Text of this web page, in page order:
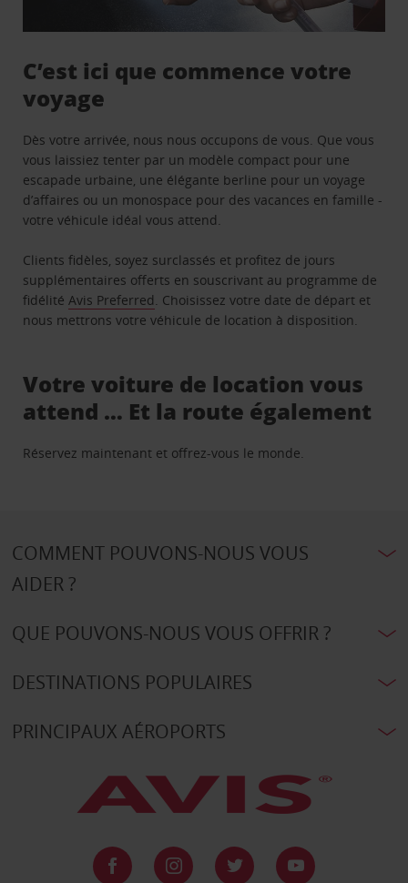
C’est ici que commence votre
voyage
Dès votre arrivée, nous nous occupons de vous. Que vous
vous laissiez tenter par un modèle compact pour une
escapade urbaine, une élégante berline pour un voyage
d’affaires ou un monospace pour des vacances en famille -
votre véhicule idéal vous attend.
Clients fidèles, soyez surclassés et profitez de jours
supplémentaires offerts en souscrivant au programme de
fidélité Avis Preferred . Choisissez votre date de départ et
nous mettrons votre véhicule de location à disposition.
Votre voiture de location vous
attend … Et la route également
Réservez maintenant et offrez-vous le monde.
COMMENT POUVONS-NOUS VOUS
AIDER ?
QUE POUVONS-NOUS VOUS OFFRIR ?
DESTINATIONS POPULAIRES
PRINCIPAUX AÉROPORTS